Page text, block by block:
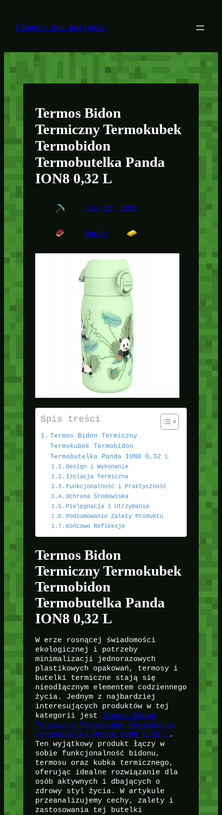
treści
Finanse Bez Owijania
Termos Bidon
Termiczny Termokubek
Termobidon
Termobutelka Panda
ION8 0,32 L
cze 12, 2025
Sport
Spis treści
Termos Bidon Termiczny
Termokubek Termobidon
Termobutelka Panda ION8 0,32 L
Design i Wykonanie
Izolacja Termiczna
Funkcjonalność i Praktyczność
Ochrona Środowiska
Pielęgnacja i Utrzymanie
Podsumowanie Zalety Produktu
Końcowe Refleksje
Termos Bidon
Termiczny Termokubek
Termobidon
Termobutelka Panda
ION8 0,32 L
W erze rosnącej świadomości
ekologicznej i potrzeby
minimalizacji jednorazowych
plastikowych opakowań, termosy i
butelki termiczne stają się
nieodłącznym elementem codziennego
życia. Jednym z najbardziej
interesujących produktów w tej
kategorii jest Termos Bidon
Termiczny Termokubek Termobidon
Termobutelka Panda ION8 0,32 L .
Ten wyjątkowy produkt łączy w
sobie funkcjonalność bidonu,
termosu oraz kubka termicznego,
oferując idealne rozwiązanie dla
osób aktywnych i dbających o
zdrowy styl życia. W artykule
przeanalizujemy cechy, zalety i
zastosowania tej butelki